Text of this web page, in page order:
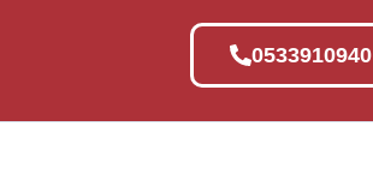
0533910940